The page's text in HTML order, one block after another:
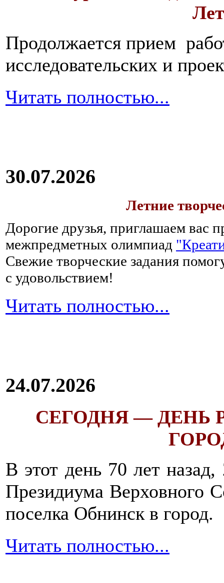
Продолжается прием
исследовательских и
Читать полностью...
30.07.2026
Летние
Дорогие друзья, приглашаем вас
межпредметных олимпиад
Свежие творческие задания
с удовольствием!
Читать полностью...
24.07.2026
СЕГОДНЯ — ДЕНЬ
В этот день 70 лет
Президиума Верховного
поселка Обнинск в город.
Читать полностью...